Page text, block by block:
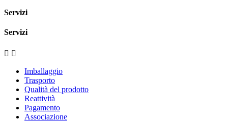
Servizi
Servizi
 
Imballaggio
Trasporto
Qualità del prodotto
Reattività
Pagamento
Associazione